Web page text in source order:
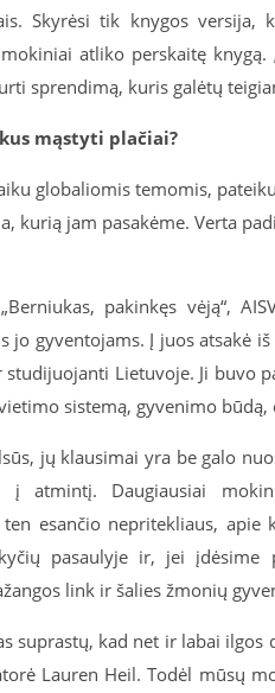
Skyrėsi tik knygos
atliko perskaitę
sprendimą, kuris galėtų
mąstyti plačiai?
globaliomis temomis,
kurią jam pasakėme. Verta
pakinkęs vėją“,
jo gyventojams. Į juos atsakė
Lietuvoje. Ji buvo
sistemą, gyvenimo
jų klausimai yra be galo
į atmintį. Daugiausiai
esančio nepritekliaus,
pasaulyje ir, jei įdėsime
link ir šalies žmonių
suprastų, kad net ir labai
Lauren Heil. Todėl mūsų